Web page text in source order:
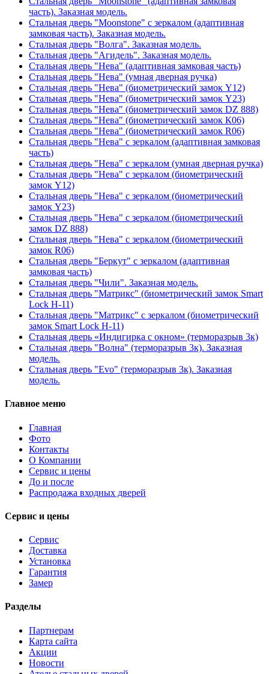
часть). Заказная модель.
Стальная дверь "Moonstone" с зеркалом (адаптивная
замковая часть). Заказная модель.
Стальная дверь "Волга". Заказная модель.
Стальная дверь "Агидель". Заказная модель.
Стальная дверь "Нева" (адаптивная замковая часть)
Стальная дверь "Нева" (умная дверная ручка)
Стальная дверь "Нева" (биометрический замок Y12)
Стальная дверь "Нева" (биометрический замок Y23)
Стальная дверь "Нева" (биометрический замок DZ 888)
Стальная дверь "Нева" (биометрический замок К06)
Стальная дверь "Нева" (биометрический замок R06)
Стальная дверь "Нева" с зеркалом (адаптивная замковая
часть)
Стальная дверь "Нева" с зеркалом (умная дверная ручка)
Стальная дверь "Нева" с зеркалом (биометрический
замок Y12)
Стальная дверь "Нева" с зеркалом (биометрический
замок Y23)
Стальная дверь "Нева" с зеркалом (биометрический
замок DZ 888)
Стальная дверь "Нева" с зеркалом (биометрический
замок R06)
Стальная дверь "Беркут" с зеркалом (адаптивная
замковая часть)
Стальная дверь "Чили". Заказная модель.
Стальная дверь "Матрикс" (биометрический замок Smart
Lock H-11)
Стальная дверь "Матрикс" с зеркалом (биометрический
замок Smart Lock H-11)
Стальная дверь «Индигирка с окном» (терморазрыв 3к)
Стальная дверь "Волна" (терморазрыв 3к). Заказная
модель.
Стальная дверь "Evo" (терморазрыв 3к). Заказная
модель.
Главное меню
Главная
Фото
Контакты
О Компании
Сервис и цены
До и после
Распродажа входных дверей
Сервис и цены
Сервис
Доставка
Установка
Гарантия
Замер
Разделы
Партнерам
Карта сайта
Акции
Новости